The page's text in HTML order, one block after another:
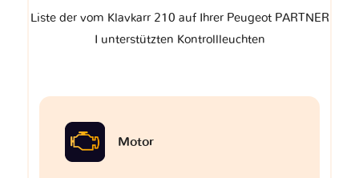
Liste der vom Klavkarr 210 auf Ihrer Peugeot PARTNER
I unterstützten Kontrollleuchten
Motor